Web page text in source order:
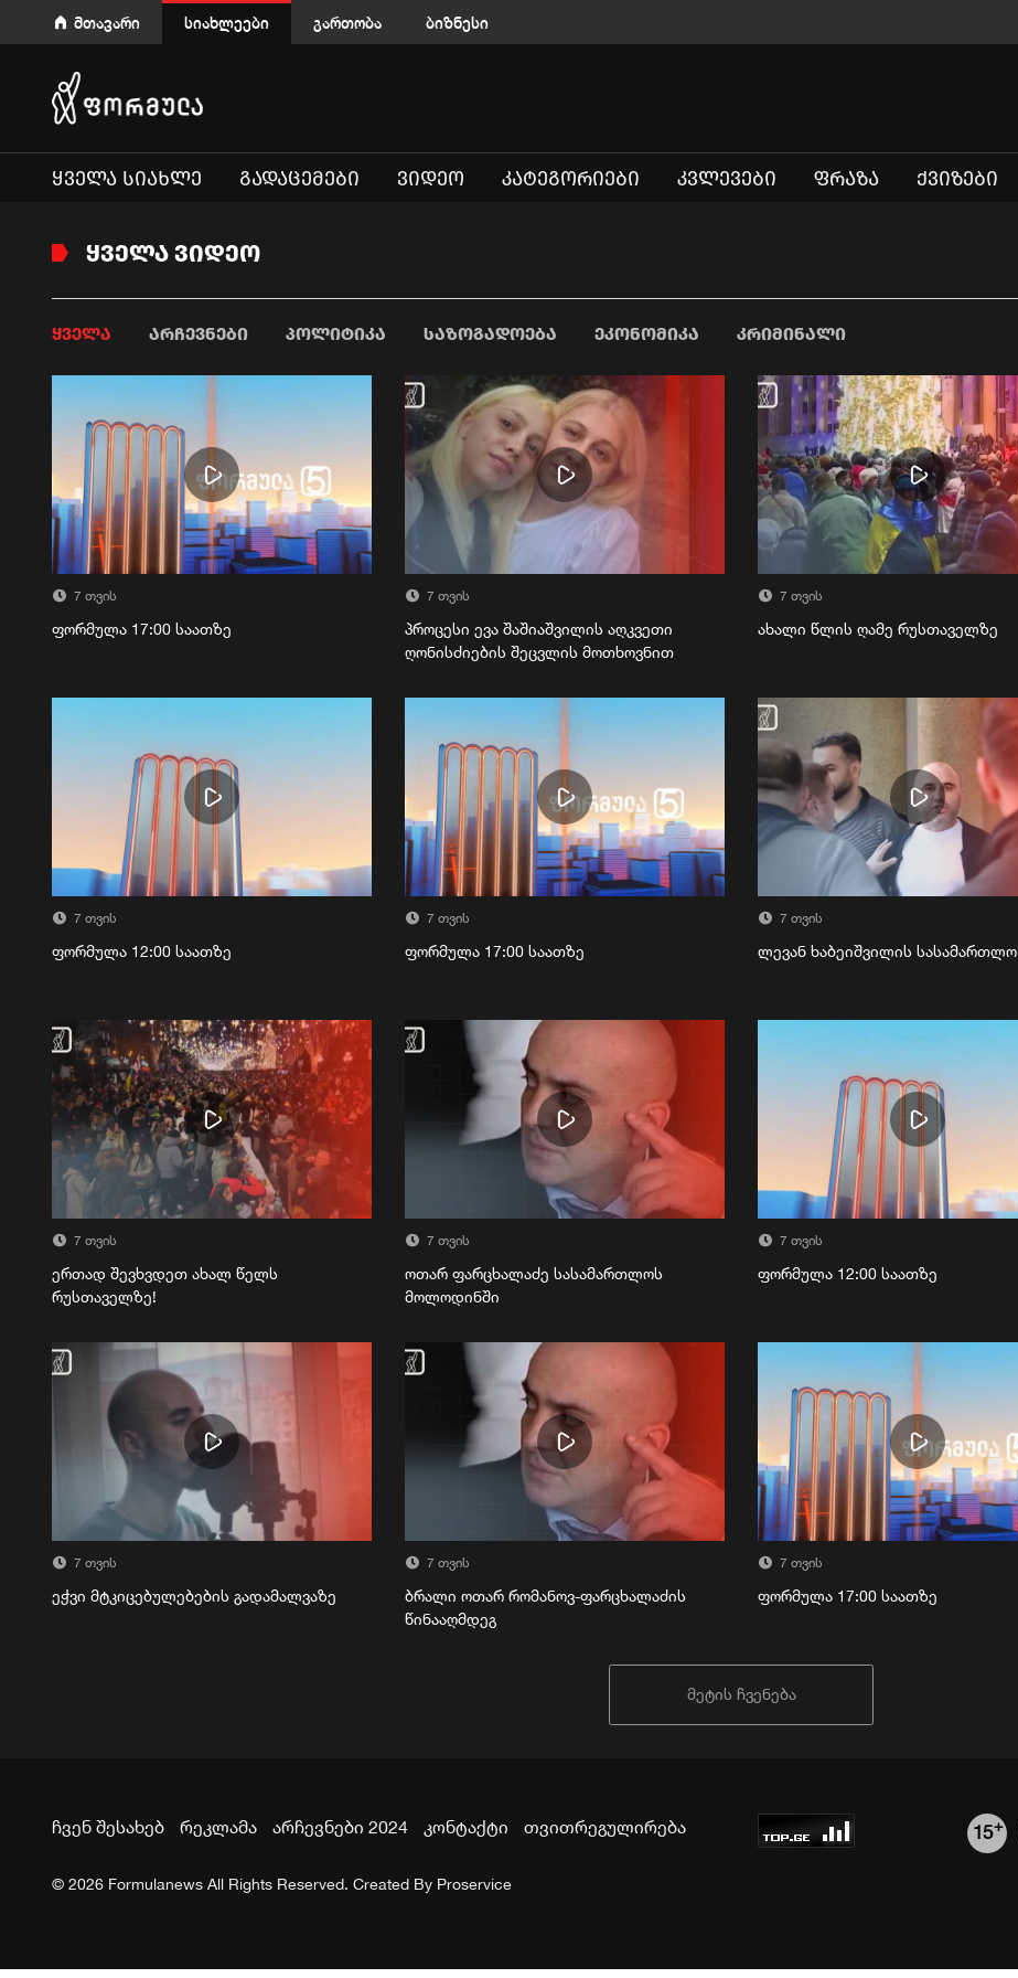
მთავარი სიახლეები გართობა ბიზნესი
ᲧᲕᲔᲚᲐ ᲡᲘᲐᲮᲚᲔ ᲒᲐᲓᲐᲪᲔᲛᲔᲑᲘ ᲕᲘᲓᲔᲝ ᲙᲐᲢᲔᲒᲝᲠᲘᲔᲑᲘ ᲙᲕᲚᲔᲕᲔᲑᲘ ᲤᲠᲐᲖᲐ ᲥᲕᲘᲖᲔᲑᲘ
ᲧᲕᲔᲚᲐ ᲕᲘᲓᲔᲝ
ᲧᲕᲔᲚᲐ ᲐᲠᲩᲔᲕᲜᲔᲑᲘ ᲞᲝᲚᲘᲢᲘᲙᲐ ᲡᲐᲖᲝᲒᲐᲓᲝᲔᲑᲐ ᲔᲙᲝᲜᲝᲛᲘᲙᲐ ᲙᲠᲘᲛᲘᲜᲐᲚᲘ
7 თვის
ფორმულა 17:00 საათზე
7 თვის
პროცესი ევა შაშიაშვილის აღკვეთი
ღონისძიების შეცვლის მოთხოვნით
7 თვის
ახალი წლის ღამე რუსთაველზე
7 თვის
ფორმულა 12:00 საათზე
7 თვის
ფორმულა 17:00 საათზე
7 თვის
ლევან ხაბეიშვილის სასამართლო
7 თვის
ერთად შევხვდეთ ახალ წელს
რუსთაველზე!
7 თვის
ოთარ ფარცხალაძე სასამართლოს
მოლოდინში
7 თვის
ფორმულა 12:00 საათზე
7 თვის
ეჭვი მტკიცებულებების გადამალვაზე
7 თვის
ბრალი ოთარ რომანოვ-ფარცხალაძის
წინააღმდეგ
7 თვის
ფორმულა 17:00 საათზე
მეტის ჩვენება
ჩვენ შესახებ რეკლამა არჩევნები 2024 კონტაქტი თვითრეგულირება 15+
© 2026 Formulanews All Rights Reserved. Created By Proservice